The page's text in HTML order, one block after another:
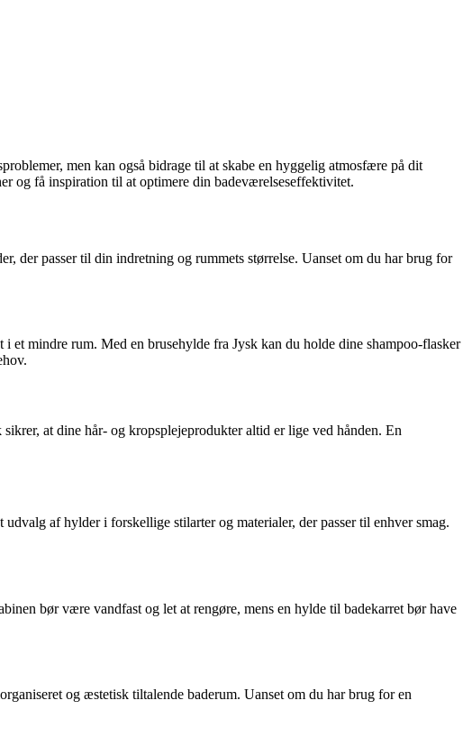
men kan også bidrage til at skabe en hyggelig atmosfære på dit
og få inspiration til at optimere din badeværelseseffektivitet.
passer til din indretning og rummets størrelse. Uanset om du har brug for
mindre rum. Med en brusehylde fra Jysk kan du holde dine shampoo-flasker
at dine hår- og kropsplejeprodukter altid er lige ved hånden. En
af hylder i forskellige stilarter og materialer, der passer til enhver smag.
bør være vandfast og let at rengøre, mens en hylde til badekarret bør have
og æstetisk tiltalende baderum. Uanset om du har brug for en